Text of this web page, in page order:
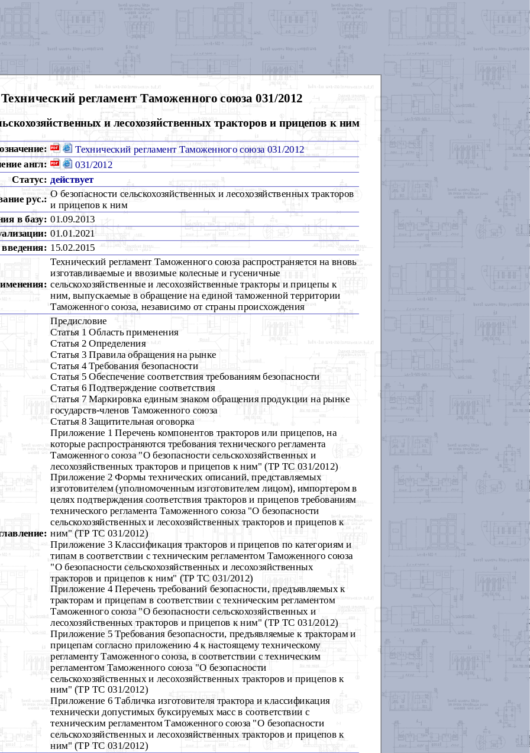
регламент Таможенного союза 031/2012
и лесохозяйственных тракторов и прицепов к ним
Технический регламент Таможенного союза 031/2012
англ: 031/2012
Статус: действует
рус.:
О безопасности сельскохозяйственных и лесохозяйственных тракторов
и прицепов к ним
в базу: 01.09.2013
01.01.2021
15.02.2015
Технический регламент Таможенного союза распространяется на вновь
изготавливаемые и ввозимые колесные и гусеничные
сельскохозяйственные и лесохозяйственные тракторы и прицепы к
ним, выпускаемые в обращение на единой таможенной территории
Таможенного союза, независимо от страны происхождения
Предисловие
Статья 1 Область применения
Статья 2 Определения
Статья 3 Правила обращения на рынке
Статья 4 Требования безопасности
Статья 5 Обеспечение соответствия требованиям безопасности
Статья 6 Подтверждение соответствия
Статья 7 Маркировка единым знаком обращения продукции на рынке
государств-членов Таможенного союза
Статья 8 Защитительная оговорка
Приложение 1 Перечень компонентов тракторов или прицепов, на
которые распространяются требования технического регламента
Таможенного союза "О безопасности сельскохозяйственных и
лесохозяйственных тракторов и прицепов к ним" (ТР ТС 031/2012)
Приложение 2 Формы технических описаний, представляемых
изготовителем (уполномоченным изготовителем лицом), импортером в
целях подтверждения соответствия тракторов и прицепов требованиям
технического регламента Таможенного союза "О безопасности
сельскохозяйственных и лесохозяйственных тракторов и прицепов к
ним" (ТР ТС 031/2012)
Приложение 3 Классификация тракторов и прицепов по категориям и
типам в соответствии с техническим регламентом Таможенного союза
"О безопасности сельскохозяйственных и лесохозяйственных
тракторов и прицепов к ним" (ТР ТС 031/2012)
Приложение 4 Перечень требований безопасности, предъявляемых к
тракторам и прицепам в соответствии с техническим регламентом
Таможенного союза "О безопасности сельскохозяйственных и
лесохозяйственных тракторов и прицепов к ним" (ТР ТС 031/2012)
Приложение 5 Требования безопасности, предъявляемые к тракторам и
прицепам согласно приложению 4 к настоящему техническому
регламенту Таможенного союза, в соответствии с техническим
регламентом Таможенного союза "О безопасности
сельскохозяйственных и лесохозяйственных тракторов и прицепов к
ним" (ТР ТС 031/2012)
Приложение 6 Табличка изготовителя трактора и классификация
технически допустимых буксируемых масс в соответствии с
техническим регламентом Таможенного союза "О безопасности
сельскохозяйственных и лесохозяйственных тракторов и прицепов к
ним" (ТР ТС 031/2012)